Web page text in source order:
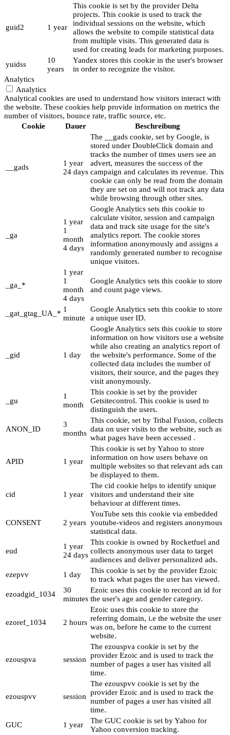
guid2 1 year
This cookie is set by the provider Delta
projects. This cookie is used to track the
individual sessions on the website, which
allows the website to compile statistical data
from multiple visits. This generated data is
used for creating leads for marketing purposes.
yuidss
10
years
Yandex stores this cookie in the user's browser
in order to recognize the visitor.
Analytics
Analytics
Analytical cookies are used to understand how visitors interact with
the website. These cookies help provide information on metrics the
number of visitors, bounce rate, traffic source, etc.
Cookie
Dauer Beschreibung
__gads
1 year
24 days
The __gads cookie, set by Google, is
stored under DoubleClick domain and
tracks the number of times users see an
advert, measures the success of the
campaign and calculates its revenue. This
cookie can only be read from the domain
they are set on and will not track any data
while browsing through other sites.
_ga
1 year
1
month
4 days
Google Analytics sets this cookie to
calculate visitor, session and campaign
data and track site usage for the site's
analytics report. The cookie stores
information anonymously and assigns a
randomly generated number to recognise
unique visitors.
_ga_*
1 year
1
month
4 days
Google Analytics sets this cookie to store
and count page views.
_gat_gtag_UA_* 1
minute
Google Analytics sets this cookie to store
a unique user ID.
_gid 1 day
Google Analytics sets this cookie to store
information on how visitors use a website
while also creating an analytics report of
the website's performance. Some of the
collected data includes the number of
visitors, their source, and the pages they
visit anonymously.
_gu
1
month
This cookie is set by the provider
Getsitecontrol. This cookie is used to
distinguish the users.
ANON_ID
3
months
This cookie, set by Tribal Fusion, collects
data on user visits to the website, such as
what pages have been accessed .
APID 1 year
This cookie is set by Yahoo to store
information on how users behave on
multiple websites so that relevant ads can
be displayed to them.
cid 1 year
The cid cookie helps to identify unique
visitors and understand their site
behaviour at different times.
CONSENT 2 years
YouTube sets this cookie via embedded
youtube-videos and registers anonymous
statistical data.
eud
1 year
24 days
This cookie is owned by Rocketfuel and
collects anonymous user data to target
audiences and deliver personalized ads.
ezepvv
1 day
This cookie is set by the provider Ezoic
to track what pages the user has viewed.
ezoadgid_1034
30
minutes
Ezoic uses this cookie to record an id for
the user's age and gender category.
ezoref_1034 2 hours
Ezoic uses this cookie to store the
referring domain, i.e the website the user
was on, before he came to the current
website.
ezouspva session
The ezouspva cookie is set by the
provider Ezoic and is used to track the
number of pages a user has visited all
time.
ezouspvv session
The ezouspvv cookie is set by the
provider Ezoic and is used to track the
number of pages a user has visited all
time.
GUC
1 year
The GUC cookie is set by Yahoo for
Yahoo conversion tracking.